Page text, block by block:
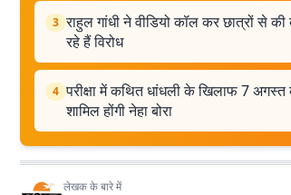
3 राहुल गांधी ने वीडियो कॉल कर छात्रों से
रहे हैं विरोध
4 परीक्षा में कथित धांधली के खिलाफ 7 अगस्त
शामिल होंगी नेहा बोरा
लेखक के बारे में